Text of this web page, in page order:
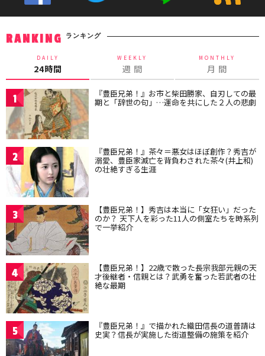
RANKING ランキング
DAILY
24時間
WEEKLY
週 間
MONTHLY
月 間
1 『豊臣兄弟！』お市と柴田勝家、自刃しての最
期と「辞世の句」…運命を共にした２人の悲劇
2 『豊臣兄弟！』茶々＝悪女はほぼ創作？秀吉が
溺愛、豊臣家滅亡を背負わされた茶々(井上和)
の壮絶すぎる生涯
3 【豊臣兄弟！】秀吉は本当に「女狂い」だった
のか？ 天下人を彩った11人の側室たちを時系列
で一挙紹介
4 【豊臣兄弟！】22歳で散った長宗我部元親の天
才後継者・信親とは？武勇を奮った若武者の壮
絶な最期
5 『豊臣兄弟！』で描かれた織田信長の道普請は
史実？信長が実施した街道整備の施策を紹介